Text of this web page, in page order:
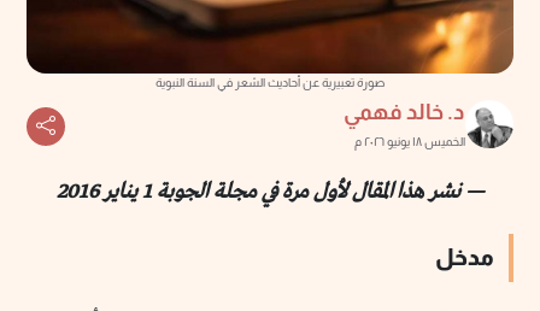
صورة تعبيرية عن أحاديث الشعر في السنة النبوية
د. خالد فهمي
الخميس ١٨ يونيو ٢٠٢٦ م
— نشر هذا المقال لأول مرة في مجلة الجوبة 1 يناير 2016
مدخل